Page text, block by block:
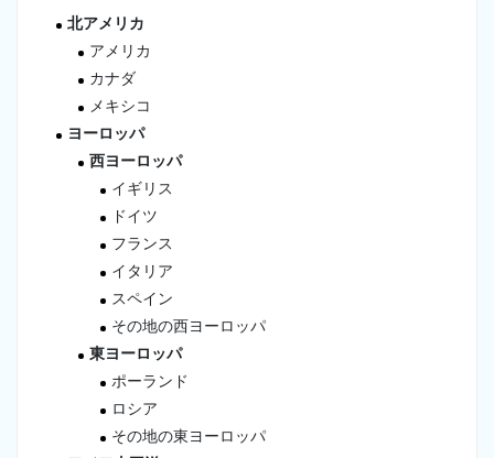
北アメリカ
アメリカ
カナダ
メキシコ
ヨーロッパ
西ヨーロッパ
イギリス
ドイツ
フランス
イタリア
スペイン
その地の西ヨーロッパ
東ヨーロッパ
ポーランド
ロシア
その地の東ヨーロッパ